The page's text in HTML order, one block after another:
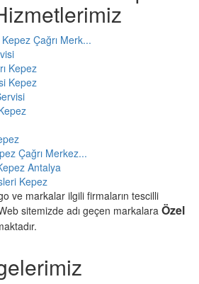
Çağrı Merk...
Kepez
Kepez
Çağrı Merkez...
Antalya
Kepez
ve markalar ilgili firmaların tescilli
sitemizde adı geçen markalara Özel